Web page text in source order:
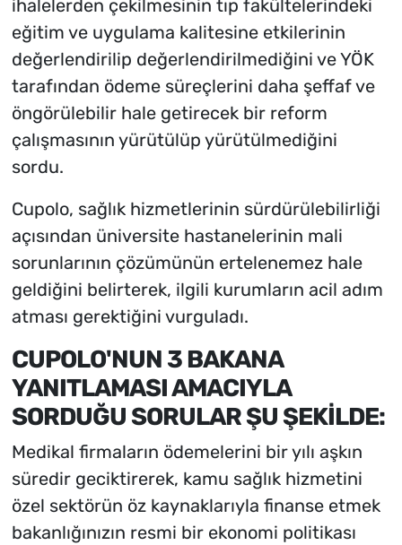
ihalelerden çekilmesinin tıp fakültelerindeki
eğitim ve uygulama kalitesine etkilerinin
değerlendirilip değerlendirilmediğini ve YÖK
tarafından ödeme süreçlerini daha şeffaf ve
öngörülebilir hale getirecek bir reform
çalışmasının yürütülüp yürütülmediğini
sordu.
Cupolo, sağlık hizmetlerinin sürdürülebilirliği
açısından üniversite hastanelerinin mali
sorunlarının çözümünün ertelenemez hale
geldiğini belirterek, ilgili kurumların acil adım
atması gerektiğini vurguladı.
CUPOLO'NUN 3 BAKANA
YANITLAMASI AMACIYLA
SORDUĞU SORULAR ŞU ŞEKİLDE:
Medikal firmaların ödemelerini bir yılı aşkın
süredir geciktirerek, kamu sağlık hizmetini
özel sektörün öz kaynaklarıyla finanse etmek
bakanlığınızın resmi bir ekonomi politikası